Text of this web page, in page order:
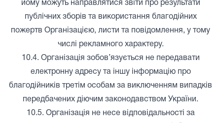
йому можуть направлятися звіти про результати
публічних зборів та використання благодійних
пожертв Організацією, листи та повідомлення, у тому
числі рекламного характеру.
10.4. Організація зобов’язується не передавати
електронну адресу та іншу інформацію про
благодійників третім особам за виключенням випадків
передбачених діючим законодавством України.
10.5. Організація не несе відповідальності за